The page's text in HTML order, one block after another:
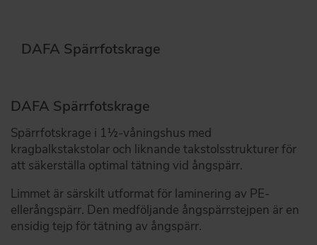
DAFA Spärrfotskrage
DAFA Spärrfotskrage
Spärrfotskrage i 1½-våningshus med
kragbalkstakstolar och liknande takstolsstrukturer för
att säkerställa optimal tätning vid ångspärr.
Limmet är särskilt utformat för laminering av PE-
ellerångspärr. Den medföljande ångspärrstejpen är en
ensidig tejp för tätning av ångspärr.